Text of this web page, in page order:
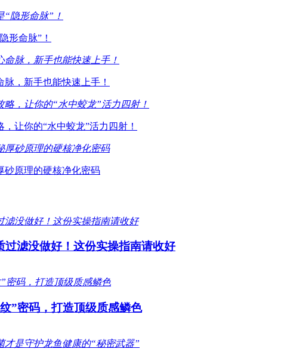
形命脉”！
，新手也能快速上手！
让你的“水中蛟龙”活力四射！
砂原理的硬核净化密码
过滤没做好！这份实操指南请收好
”密码，打造顶级质感鳞色